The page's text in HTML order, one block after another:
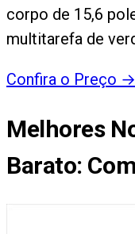
corpo de 15,6
multitarefa de
Confira o Preço →
Melhores
Barato: